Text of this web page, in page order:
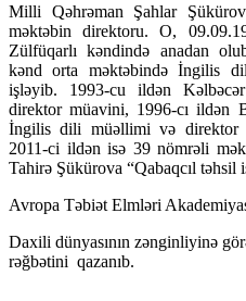
Milli Qəhrəman Şahlar
məktəbin direktoru. O,
Zülfüqarlı kəndində anadan
kənd orta məktəbində İngilis
işləyib. 1993-cu ildən
direktor müavini, 1996-cı ildən
İngilis dili müəllimi və direktor
2011-ci ildən isə 39 nömrəli
Tahirə Şükürova “Qabaqcıl təhsil
Avropa Təbiət Elmləri
Daxili dünyasının zənginliyinə
rəğbətini qazanıb.